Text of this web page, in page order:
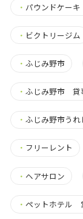
・ パウンドケー
・ ビクトリージム
・ ふじみ野市
・ ふじみ野市 貸
・ ふじみ野市うれ
・ フリーレント
・ ヘアサロン
・ ペットホテル